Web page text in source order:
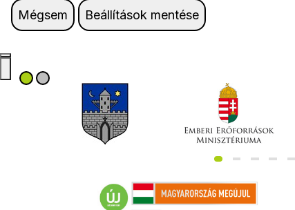
Mégsem Beállítások mentése